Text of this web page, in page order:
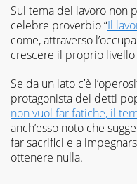
Sul tema del lavoro non
celebre proverbio “Il
come, attraverso
crescere il proprio
Se da un lato c’è
protagonista dei detti
non vuol far fatiche, il
anch’esso noto che
far sacrifici e a
ottenere nulla.